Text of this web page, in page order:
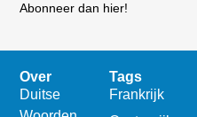
Abonneer dan hier!
Over
Duitse
Tags
Frankrijk